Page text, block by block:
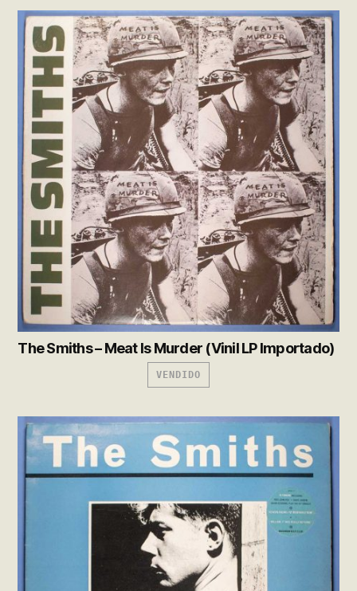
The Smiths – Meat Is Murder (Vinil LP Importado)
VENDIDO